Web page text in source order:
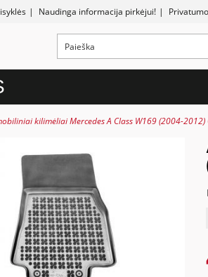
| Naudinga informacija pirkėjui! |
kilimėliai Mercedes A Class W169 (2004-2012)